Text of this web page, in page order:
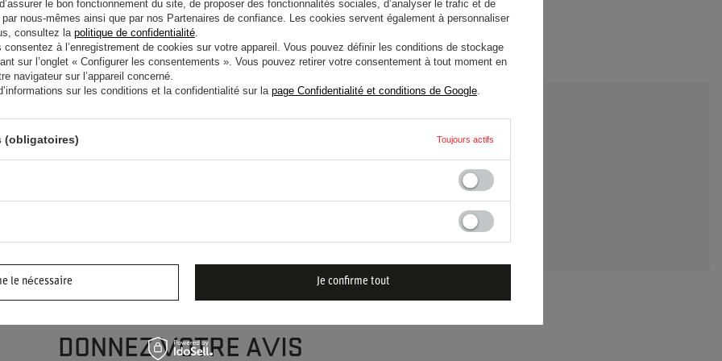
? AVEZ-VOUS DES
?
nous vous répondrons rapidement. Les questions
intéressantes seront publiées pour que d'autres
DONNEZ VOTRE AVIS
le bon fonctionnement du site, de proposer des fonctionnalités sociales, d’analyser le trafic et de
nous-mêmes ainsi que par nos Partenaires de confiance. Les cookies servent également à personnaliser
consultez la politique de confidentialité
à l’enregistrement de cookies sur votre appareil. Vous pouvez définir les conditions de stockage
sur l’onglet « Configurer les consentements ». Vous pouvez retirer votre consentement à tout moment en
navigateur sur l’appareil concerné.
sur les conditions et la confidentialité sur la page Confidentialité et conditions de Google
(obligatoires) Toujours actifs
le nécessaire Je confirme tout